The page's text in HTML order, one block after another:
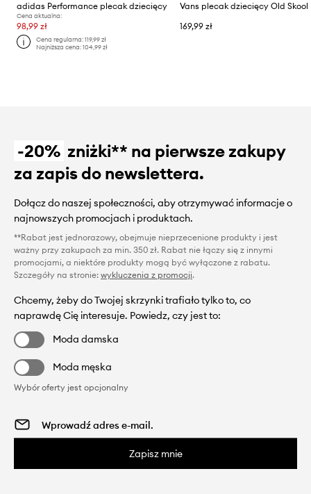
adidas Performance plecak dziecięcy
Cena aktualna:
98,99 zł
Cena regularna:119,99 zł
Najniższa cena:104,99 zł
Vans plecak dziecięcy Old Skool
169,99 zł
-20% zniżki** na pierwsze zakupy
za zapis do newslettera.
Dołącz do naszej społeczności, aby otrzymywać informacje o
najnowszych promocjach i produktach.
**Rabat jest jednorazowy, obejmuje nieprzecenione produkty i jest
ważny przy zakupach za min. 350 zł. Rabat nie łączy się z innymi
promocjami, a niektóre produkty mogą być wyłączone z rabatu.
Szczegóły na stronie: wykluczenia z promocji.
Chcemy, żeby do Twojej skrzynki trafiało tylko to, co
naprawdę Cię interesuje. Powiedz, czy jest to:
Moda damska
Moda męska
Wybór oferty jest opcjonalny
Zapisz mnie